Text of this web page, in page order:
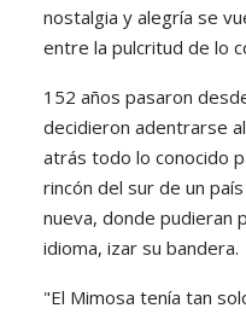
nostalgia y alegría se
entre la pulcritud de lo
152 años pasaron
decidieron adentrarse
atrás todo lo conocido
rincón del sur de un
nueva, donde pudieran
idioma, izar su bandera.
"El Mimosa tenía tan